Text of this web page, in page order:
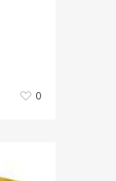
0